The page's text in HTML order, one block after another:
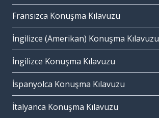
Fransızca Konuşma Kılavuzu
İngilizce (Amerikan) Konuşma Kılavuzu
İngilizce Konuşma Kılavuzu
İspanyolca Konuşma Kılavuzu
İtalyanca Konuşma Kılavuzu